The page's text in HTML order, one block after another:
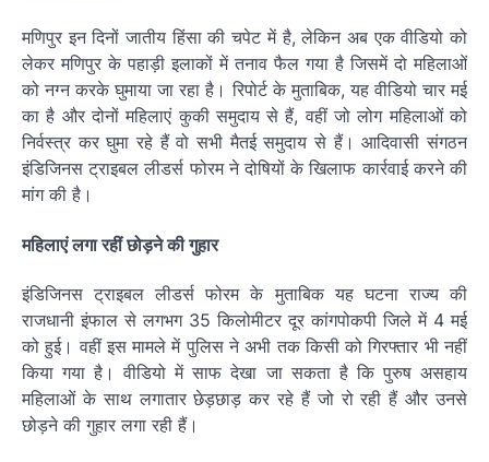
मणिपुर इन दिनों जातीय हिंसा की चपेट में है, लेकिन अब एक वीडियो को
लेकर मणिपुर के पहाड़ी इलाकों में तनाव फैल गया है जिसमें दो महिलाओं
को नग्न करके घुमाया जा रहा है। रिपोर्ट के मुताबिक, यह वीडियो चार मई
का है और दोनों महिलाएं कुकी समुदाय से हैं, वहीं जो लोग महिलाओं को
निर्वस्त्र कर घुमा रहे हैं वो सभी मैतई समुदाय से हैं। आदिवासी संगठन
इंडिजिनस ट्राइबल लीडर्स फोरम ने दोषियों के खिलाफ कार्रवाई करने की
मांग की है।
महिलाएं लगा रहीं छोड़ने की गुहार
इंडिजिनस ट्राइबल लीडर्स फोरम के मुताबिक यह घटना राज्य की
राजधानी इंफाल से लगभग 35 किलोमीटर दूर कांगपोकपी जिले में 4 मई
को हुई। वहीं इस मामले में पुलिस ने अभी तक किसी को गिरफ्तार भी नहीं
किया गया है। वीडियो में साफ देखा जा सकता है कि पुरुष असहाय
महिलाओं के साथ लगातार छेड़छाड़ कर रहे हैं जो रो रही हैं और उनसे
छोड़ने की गुहार लगा रही हैं।